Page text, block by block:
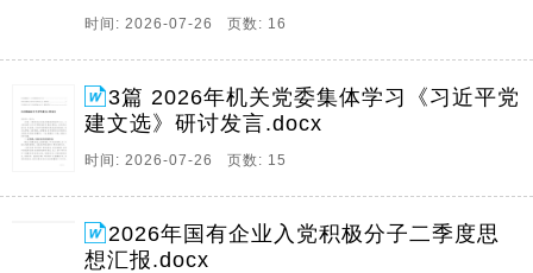
时间: 2026-07-26 页数: 16
3篇 2026年机关党委集体学习《习近平党
建文选》研讨发言.docx
时间: 2026-07-26 页数: 15
2026年国有企业入党积极分子二季度思
想汇报.docx